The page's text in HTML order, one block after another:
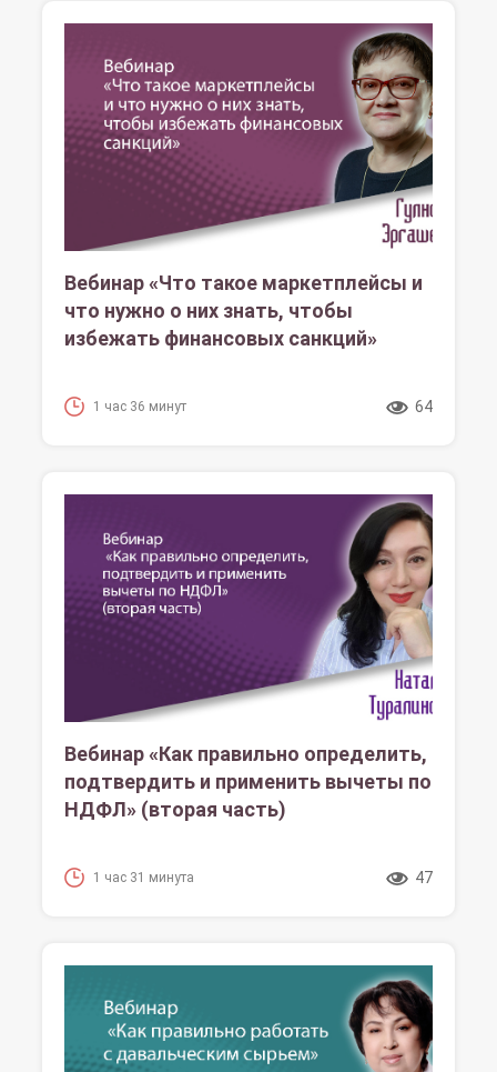
Вебинар «Что такое маркетплейсы и
что нужно о них знать, чтобы
избежать финансовых санкций»
1 час 36 минут 64
Вебинар «Как правильно определить,
подтвердить и применить вычеты по
НДФЛ» (вторая часть)
1 час 31 минута 47